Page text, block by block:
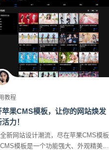
教程
苹果CMS模板，让你的网站焕发
力！
新网站设计潮流，尽在苹果CMS模板
模板是一个功能强大、外观精美的